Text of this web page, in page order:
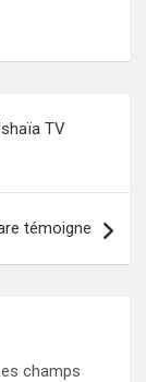
TV
témoigne
champs